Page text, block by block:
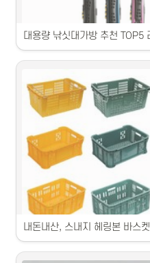
다양한 낚시 가방 제품을 비교해
대용량 낚싯대가방 추천 TOP5
내돈내산, 스내지 헤링본 바스